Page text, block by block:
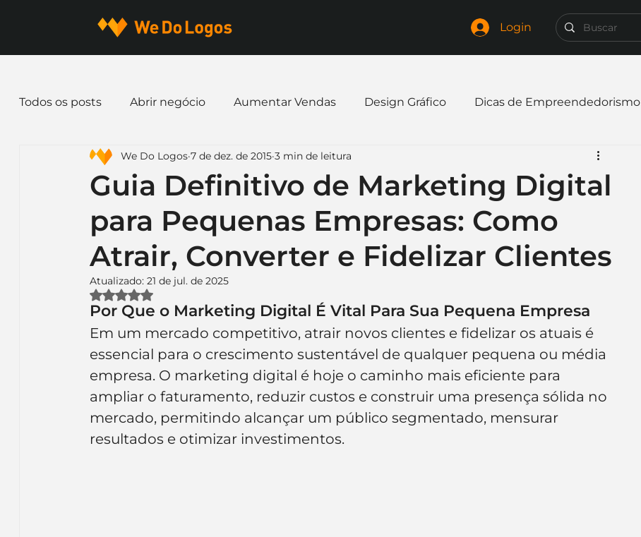
Login
Todos os posts Abrir negócio Aumentar Vendas Design Gráfico Dicas de Empreendedorismo
Dicas de Marketing Email marketing Expandir negócio
Identidade Visual Marca Nome para Empresa Logo Redes Sociais Websites
Mascotes
Inteligência Artificial Embalagens nome de empresa Branding
Guia Definitivo de Marketing Digital
para Pequenas Empresas: Como
Atrair, Converter e Fidelizar Clientes
We Do Logos 7 de dez. de 2015 3 min de leitura
Atualizado: 21 de jul. de 2025
Avaliado com NaN de 5 estrelas.
Por Que o Marketing Digital É Vital Para Sua Pequena Empresa
Em um mercado competitivo, atrair novos clientes e fidelizar os atuais é
essencial para o crescimento sustentável de qualquer pequena ou média
empresa. O marketing digital é hoje o caminho mais eficiente para
ampliar o faturamento, reduzir custos e construir uma presença sólida no
mercado, permitindo alcançar um público segmentado, mensurar
resultados e otimizar investimentos.